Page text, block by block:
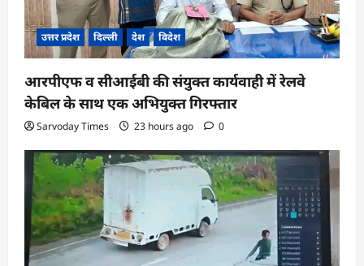
उत्तर प्रदेश दिल्ली देश विदेश
आरपीएफ व सीआईबी की संयुक्त कार्यवाही में रेलवे
केबिल के साथ एक अभियुक्त गिरफ्तार
Sarvoday Times 23 hours ago 0